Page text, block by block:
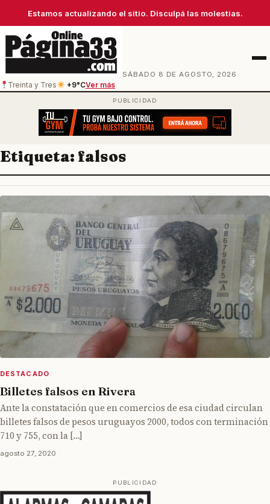
Estamos actualizando el sitio. Disculpá las molestias.
SÁBADO 8 DE AGOSTO, 2026
Treinta y Tres
+9°CVer más
Menú
Etiqueta: falsos
DESTACADO
Billetes falsos en Rivera
Ante la constatación que en comercios de esa ciudad circulan
billetes falsos de pesos uruguayos 2000, todos con terminación
710 y 755, con la […]
agosto 27, 2020